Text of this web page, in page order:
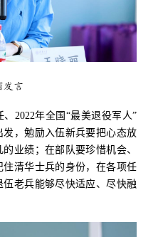
发言
2022年全国“最美退役军人”
，勉励入伍新兵要把心态放
业绩；在部队要珍惜机会、
清华士兵的身份，在各项任
老兵能够尽快适应、尽快融